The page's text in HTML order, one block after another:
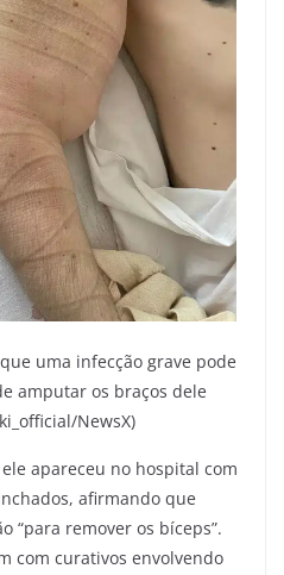
uma infecção grave pode
amputar os braços dele
NewsX)
apareceu no hospital com
afirmando que
“para remover os bíceps”.
com curativos envolvendo